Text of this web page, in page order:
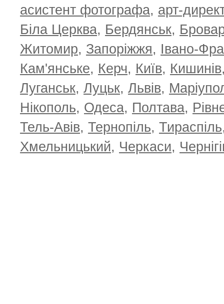
TOP 100 for May 2026 0 +6.59 ТОП 100
+4.30
асистент фотографа, арт-
Біла Церква, Бердянськ,
Житомир, Запоріжжя, Івано-
Кам'янське, Керч, Київ, Кишинів
Луганськ, Луцьк, Львів,
Нікополь, Одеса, Полтава,
Тель-Авів, Тернопіль, Тираспіль
Хмельницький, Черкаси,